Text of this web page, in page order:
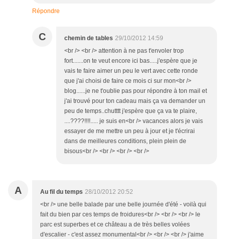
Répondre
C chemin de tables 29/10/2012 14:59
<br /> <br /> attention à ne pas t'envoler trop
fort.......on te veut encore ici bas.....j'espère que je
vais te faire aimer un peu le vert avec cette ronde
que j'ai choisi de faire ce mois ci sur mon<br />
blog......je ne t'oublie pas pour répondre à ton mail et
j'ai trouvé pour ton cadeau mais ça va demander un
peu de temps..chutttt j'espère que ça va te plaire,
....????!!!!..... je suis en<br /> vacances alors je vais
essayer de me mettre un peu à jour et je t'écrirai
dans de meilleures conditions, plein plein de
bisous<br /> <br /> <br /> <br />
A Au fil du temps 28/10/2012 20:52
<br /> une belle balade par une belle journée d'été - voilà qui
fait du bien par ces temps de froidures<br /> <br /> <br /> le
parc est superbes et ce château a de très belles volées
d'escalier - c'est assez monumental<br /> <br /> <br /> j'aime